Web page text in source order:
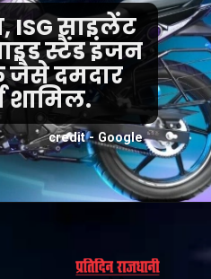
ISG साइलेंट
स्टैंड इंजन
दमदार
शामिल.
credit - Google